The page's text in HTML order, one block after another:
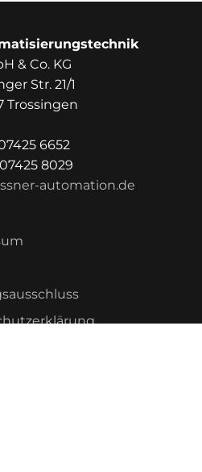
& Co. KG
Str. 21/1
Trossingen
6652
8029
automation.de